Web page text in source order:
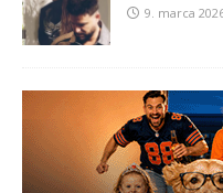
9. marca